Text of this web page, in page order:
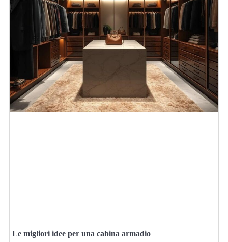
Le migliori idee per una cabina armadio